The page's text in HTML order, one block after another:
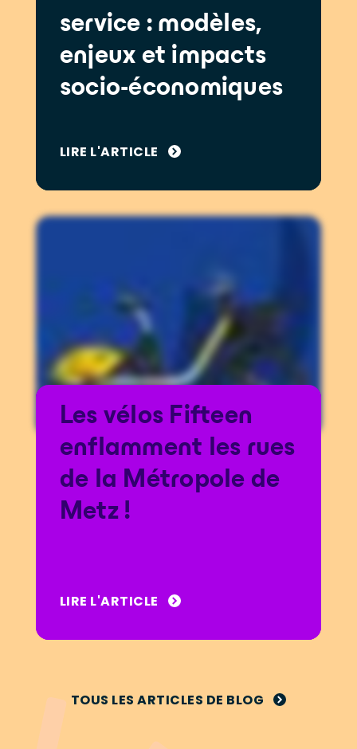
service : modèles,
enjeux et impacts
socio-économiques
LIRE L'ARTICLE
Les vélos Fifteen
enflamment les rues
de la Métropole de
Metz !
LIRE L'ARTICLE
TOUS LES ARTICLES DE BLOG